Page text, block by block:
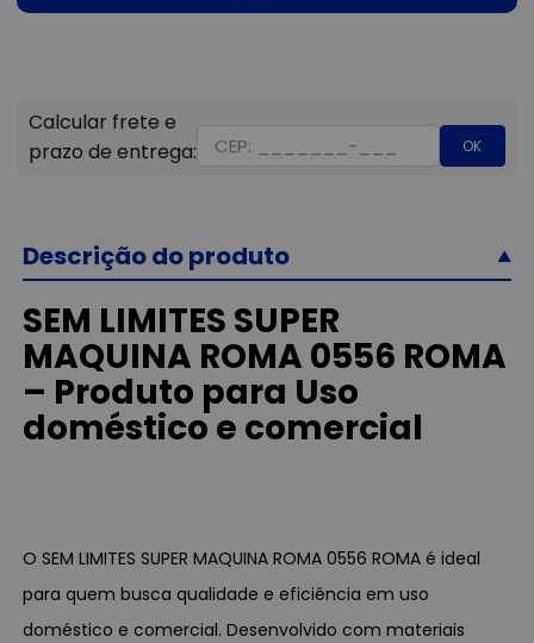
OK
Descrição do produto
SEM LIMITES SUPER
MAQUINA ROMA 0556 ROMA
– Produto para Uso
doméstico e comercial
O SEM LIMITES SUPER MAQUINA ROMA 0556 ROMA é ideal
para quem busca qualidade e eficiência em uso
doméstico e comercial. Desenvolvido com materiais